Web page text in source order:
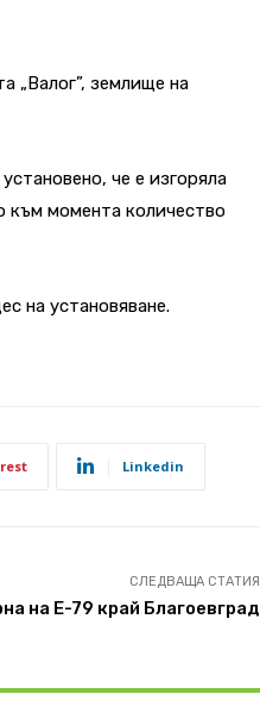
„Валог”, землище на
че е изгоряла
към момента количество
на установяване.
Linkedin
СЛЕДВАЩА СТАТИЯ
на Е-79 край Благоевград